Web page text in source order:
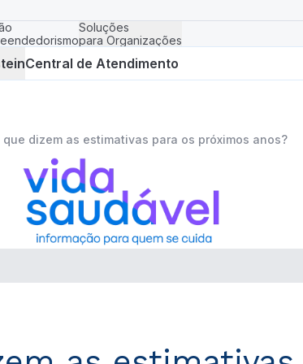
Soluções
para Organizações
Central de Atendimento
que dizem as estimativas para os próximos anos?